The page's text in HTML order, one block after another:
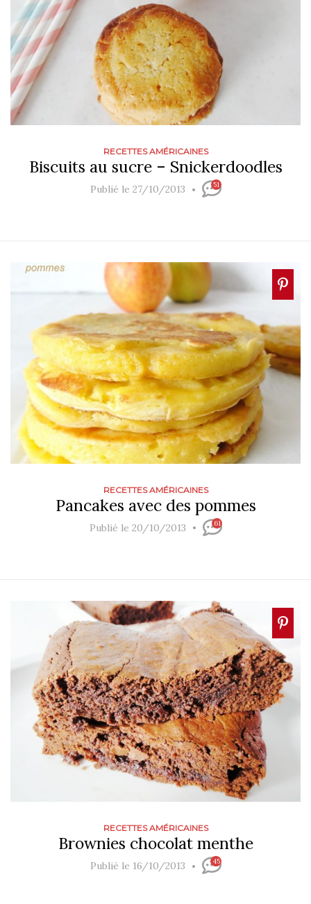
RECETTES AMÉRICAINES
Biscuits au sucre – Snickerdoodles
Publié le 27/10/2013 51
RECETTES AMÉRICAINES
Pancakes avec des pommes
Publié le 20/10/2013 61
RECETTES AMÉRICAINES
Brownies chocolat menthe
Publié le 16/10/2013 45